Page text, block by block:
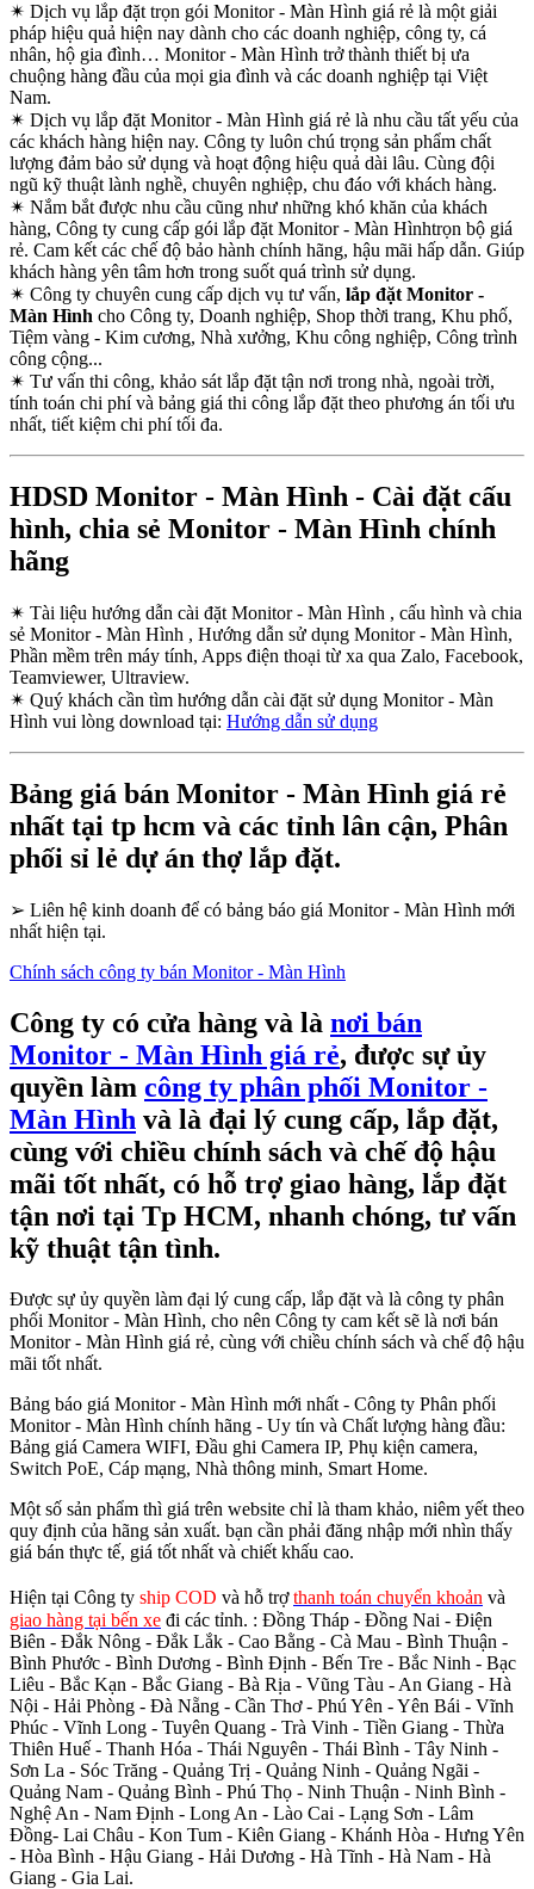
✴ Dịch vụ lắp đặt trọn gói Monitor - Màn Hình giá rẻ là một giải
pháp hiệu quả hiện nay dành cho các doanh nghiệp, công ty, cá
nhân, hộ gia đình… Monitor - Màn Hình trở thành thiết bị ưa
chuộng hàng đầu của mọi gia đình và các doanh nghiệp tại Việt
Nam.
✴ Dịch vụ lắp đặt Monitor - Màn Hình giá rẻ là nhu cầu tất yếu của
các khách hàng hiện nay. Công ty luôn chú trọng sản phẩm chất
lượng đảm bảo sử dụng và hoạt động hiệu quả dài lâu. Cùng đội
ngũ kỹ thuật lành nghề, chuyên nghiệp, chu đáo với khách hàng.
✴ Nắm bắt được nhu cầu cũng như những khó khăn của khách
hàng, Công ty cung cấp gói lắp đặt Monitor - Màn Hìnhtrọn bộ giá
rẻ. Cam kết các chế độ bảo hành chính hãng, hậu mãi hấp dẫn. Giúp
khách hàng yên tâm hơn trong suốt quá trình sử dụng.
✴ Công ty chuyên cung cấp dịch vụ tư vấn, lắp đặt Monitor -
Màn Hình cho Công ty, Doanh nghiệp, Shop thời trang, Khu phố,
Tiệm vàng - Kim cương, Nhà xưởng, Khu công nghiệp, Công trình
công cộng...
✴ Tư vấn thi công, khảo sát lắp đặt tận nơi trong nhà, ngoài trời,
tính toán chi phí và bảng giá thi công lắp đặt theo phương án tối ưu
nhất, tiết kiệm chi phí tối đa.
HDSD Monitor - Màn Hình - Cài đặt cấu
hình, chia sẻ Monitor - Màn Hình chính
hãng
✴ Tài liệu hướng dẫn cài đặt Monitor - Màn Hình , cấu hình và chia
sẻ Monitor - Màn Hình , Hướng dẫn sử dụng Monitor - Màn Hình,
Phần mềm trên máy tính, Apps điện thoại từ xa qua Zalo, Facebook,
Teamviewer, Ultraview.
✴ Quý khách cần tìm hướng dẫn cài đặt sử dụng Monitor - Màn
Hình vui lòng download tại: Hướng dẫn sử dụng
Bảng giá bán Monitor - Màn Hình giá rẻ
nhất tại tp hcm và các tỉnh lân cận, Phân
phối sỉ lẻ dự án thợ lắp đặt.
➢ Liên hệ kinh doanh để có bảng báo giá Monitor - Màn Hình mới
nhất hiện tại.
Chính sách công ty bán Monitor - Màn Hình
Công ty có cửa hàng và là nơi bán
Monitor - Màn Hình giá rẻ, được sự ủy
quyền làm công ty phân phối Monitor -
Màn Hình và là đại lý cung cấp, lắp đặt,
cùng với chiều chính sách và chế độ hậu
mãi tốt nhất, có hỗ trợ giao hàng, lắp đặt
tận nơi tại Tp HCM, nhanh chóng, tư vấn
kỹ thuật tận tình.
Được sự ủy quyền làm đại lý cung cấp, lắp đặt và là công ty phân
phối Monitor - Màn Hình, cho nên Công ty cam kết sẽ là nơi bán
Monitor - Màn Hình giá rẻ, cùng với chiều chính sách và chế độ hậu
mãi tốt nhất.
Bảng báo giá Monitor - Màn Hình mới nhất - Công ty Phân phối
Monitor - Màn Hình chính hãng - Uy tín và Chất lượng hàng đầu:
Bảng giá Camera WIFI, Đầu ghi Camera IP, Phụ kiện camera,
Switch PoE, Cáp mạng, Nhà thông minh, Smart Home.
Một số sản phẩm thì giá trên website chỉ là tham khảo, niêm yết theo
quy định của hãng sản xuất. bạn cần phải đăng nhập mới nhìn thấy
giá bán thực tế, giá tốt nhất và chiết khấu cao.
Hiện tại Công ty ship COD và hỗ trợthanh toán chuyển khoản và
giao hàng tại bến xe đi các tỉnh. : Đồng Tháp - Đồng Nai - Điện
Biên - Đắk Nông - Đắk Lắk - Cao Bằng - Cà Mau - Bình Thuận -
Bình Phước - Bình Dương - Bình Định - Bến Tre - Bắc Ninh - Bạc
Liêu - Bắc Kạn - Bắc Giang - Bà Rịa - Vũng Tàu - An Giang - Hà
Nội - Hải Phòng - Đà Nẵng - Cần Thơ - Phú Yên - Yên Bái - Vĩnh
Phúc - Vĩnh Long - Tuyên Quang - Trà Vinh - Tiền Giang - Thừa
Thiên Huế - Thanh Hóa - Thái Nguyên - Thái Bình - Tây Ninh -
Sơn La - Sóc Trăng - Quảng Trị - Quảng Ninh - Quảng Ngãi -
Quảng Nam - Quảng Bình - Phú Thọ - Ninh Thuận - Ninh Bình -
Nghệ An - Nam Định - Long An - Lào Cai - Lạng Sơn - Lâm
Đồng- Lai Châu - Kon Tum - Kiên Giang - Khánh Hòa - Hưng Yên
- Hòa Bình - Hậu Giang - Hải Dương - Hà Tĩnh - Hà Nam - Hà
Giang - Gia Lai.